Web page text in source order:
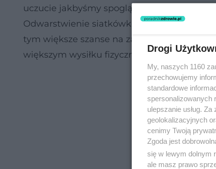
uczucie jakbyśmy spoglądali przez firankę.
Odwarstwienie siatkówki w okulistyce to
tym większe szanse na zaradzenie
większym wysiłku fizycznym, schylaniu,
Drogi
My, naszych 1160
przechowujemy
standardowe
spersonalizowanych
ulepszanie usług.
geolokalizacyjnych
cenimy Twoją
Zgoda jest
się w lewym dolnym
ale masz prawo